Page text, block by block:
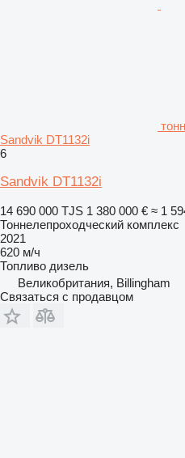
Sandvik DT1132i
6
Sandvik DT1132i
14 690 000 TJS 1 380 000 € ≈ 1
Тоннелепроходческий комплекс
2021
620 м/ч
Топливо дизель
Великобритания, Billingham
Связаться с продавцом